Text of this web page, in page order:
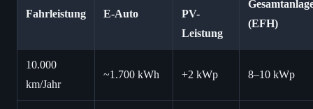
Fahrleistung
E-Auto
PV-
Leistung
(EFH)
10.000
km/Jahr
~1.700 kWh +2 kWp 8–10 kWp